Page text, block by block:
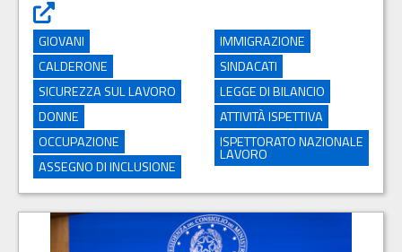
“Serve una grande alleanza per sicurezza, legalità e
GIOVANI
CALDERONE
SICUREZZA SUL LAVORO
DONNE
OCCUPAZIONE
ASSEGNO DI INCLUSIONE
IMMIGRAZIONE
SINDACATI
LEGGE DI BILANCIO
ATTIVITÀ ISPETTIVA
ISPETTORATO NAZIONALE
LAVORO